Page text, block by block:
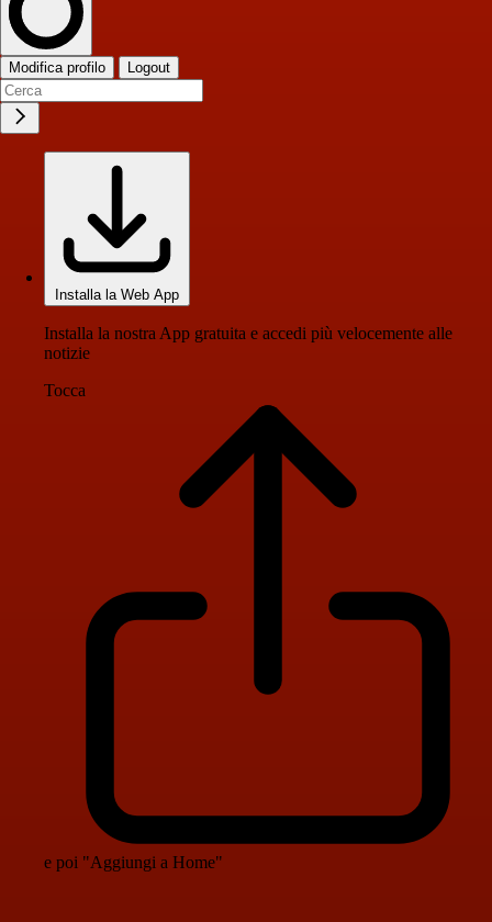
Modifica profilo Logout
Installa la Web App
Installa la nostra App gratuita e accedi più velocemente alle
notizie
Tocca
e poi "Aggiungi a Home"